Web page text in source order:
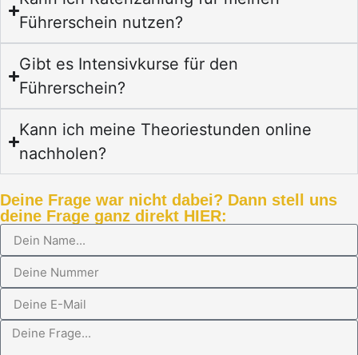
Führerschein nutzen?
Gibt es Intensivkurse für den
Führerschein?
Kann ich meine Theoriestunden online
nachholen?
Deine Frage war nicht dabei? Dann stell uns
deine Frage ganz direkt HIER: